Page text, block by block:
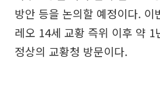
방안 등을 논의할 예정이다. 이
레오 14세 교황 즉위 이후 약 1
정상의 교황청 방문이다.